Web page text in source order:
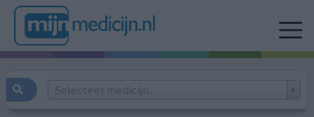
Selecteer medicijn...